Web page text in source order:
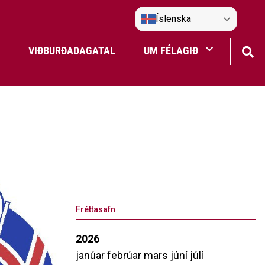
VIÐBURÐADAGATAL UM FÉLAGIÐ
Íslenska
Fréttasafn
2026
janúarfebrúar mars júní júlí